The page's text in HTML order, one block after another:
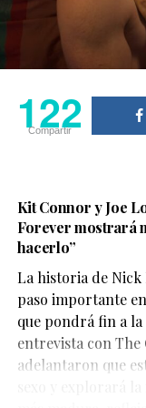
Aunque su
metraje, el actor
personaje,Sinon,
aporta una mirada
122
Compartir
Kit Connor y Joe
Forever mostrará
hacerlo”
La historia de
paso importante
que pondrá fin a
entrevista con The
adelantaron que